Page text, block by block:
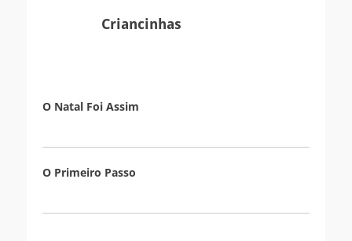
Criancinhas
O Natal Foi Assim
O Primeiro Passo